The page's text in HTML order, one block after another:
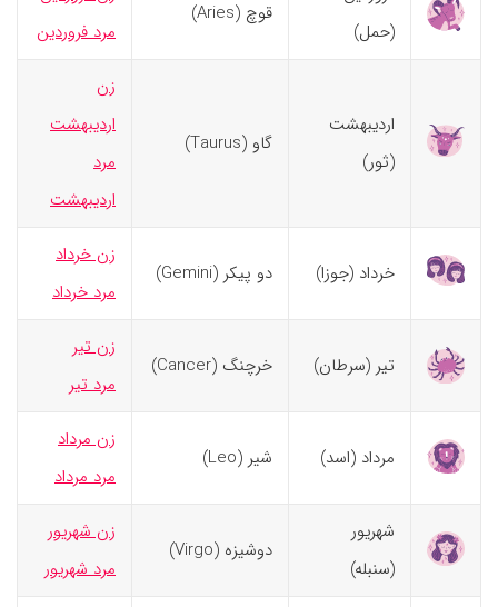
(حمل)
قوچ (Aries)
مرد فروردین
اردیبهشت
(ثور)
گاو (Taurus)
زن
اردیبهشت
مرد
اردیبهشت
خرداد (جوزا) دو پیکر (Gemini)
زن خرداد
مرد خرداد
تیر (سرطان) خرچنگ (Cancer)
زن تیر
مرد تیر
مرداد (اسد) شیر (Leo)
زن مرداد
مرد مرداد
شهریور
(سنبله)
دوشیزه (Virgo)
زن شهریور
مرد شهریور